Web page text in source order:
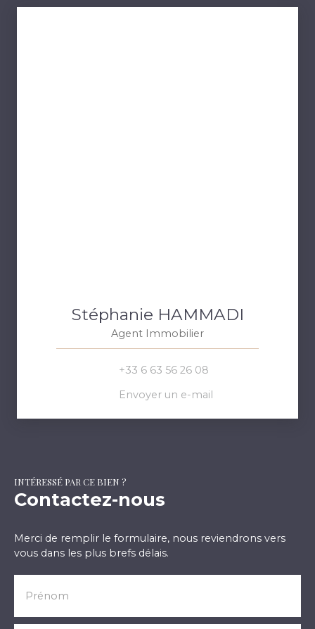
Stéphanie HAMMADI
Agent Immobilier
+33 6 63 56 26 08
Envoyer un e-mail
INTÉRESSÉ PAR CE BIEN ?
Contactez-nous
Merci de remplir le formulaire, nous reviendrons vers
vous dans les plus brefs délais.
Prénom